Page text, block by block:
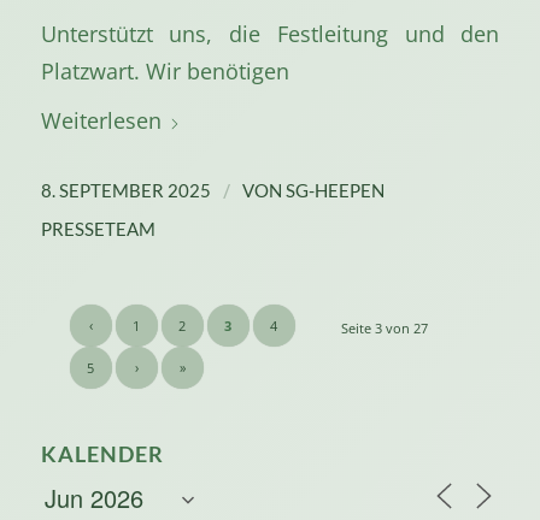
Unterstützt uns, die Festleitung und den
Platzwart. Wir benötigen
Weiterlesen
8. SEPTEMBER 2025 / VON SG-HEEPEN
PRESSETEAM
Seite 3 von 27
‹ 1 2 3 4
5 › »
KALENDER